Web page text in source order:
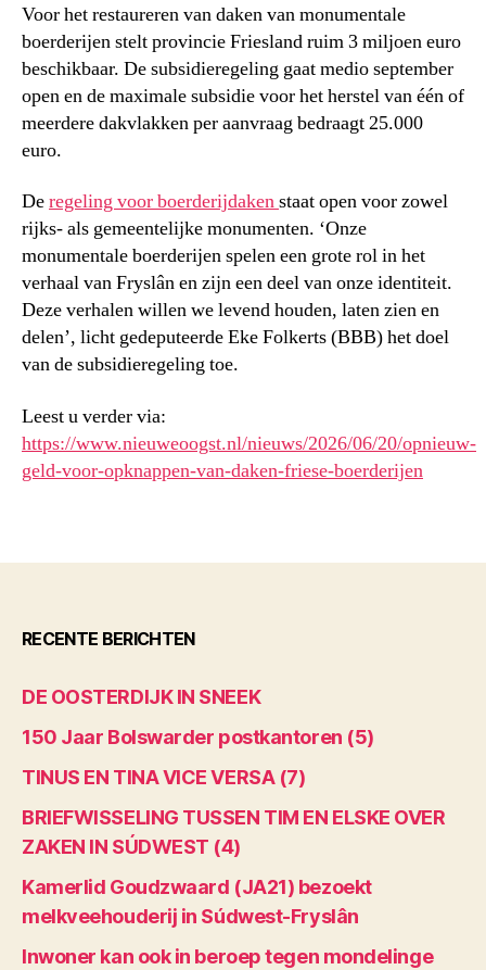
Voor het restaureren van daken van monumentale
boerderijen stelt provincie Friesland ruim 3 miljoen euro
beschikbaar. De subsidieregeling gaat medio september
open en de maximale subsidie voor het herstel van één of
meerdere dakvlakken per aanvraag bedraagt 25.000
euro.
Deregeling voor boerderijdakenstaat open voor zowel
rijks- als gemeentelijke monumenten. ‘Onze
monumentale boerderijen spelen een grote rol in het
verhaal van Fryslân en zijn een deel van onze identiteit.
Deze verhalen willen we levend houden, laten zien en
delen’, licht gedeputeerde Eke Folkerts (BBB) het doel
van de subsidieregeling toe.
Leest u verder via:
https://www.nieuweoogst.nl/nieuws/2026/06/20/opnieuw-
geld-voor-opknappen-van-daken-friese-boerderijen
RECENTE BERICHTEN
DE OOSTERDIJK IN SNEEK
150 Jaar Bolswarder postkantoren (5)
TINUS EN TINA VICE VERSA (7)
BRIEFWISSELING TUSSEN TIM EN ELSKE OVER
ZAKEN IN SÚDWEST (4)
Kamerlid Goudzwaard (JA21) bezoekt
melkveehouderij in Súdwest-Fryslân
Inwoner kan ook in beroep tegen mondelinge